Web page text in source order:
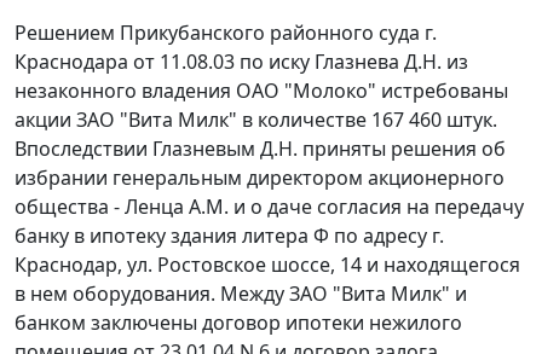
Решением Прикубанского районного суда г.
Краснодара от 11.08.03 по иску Глазнева Д.Н. из
незаконного владения ОАО "Молоко" истребованы
акции ЗАО "Вита Милк" в количестве 167 460 штук.
Впоследствии Глазневым Д.Н. приняты решения об
избрании генеральным директором акционерного
общества - Ленца А.М. и о даче согласия на передачу
банку в ипотеку здания литера Ф по адресу г.
Краснодар, ул. Ростовское шоссе, 14 и находящегося
в нем оборудования. Между ЗАО "Вита Милк" и
банком заключены договор ипотеки нежилого